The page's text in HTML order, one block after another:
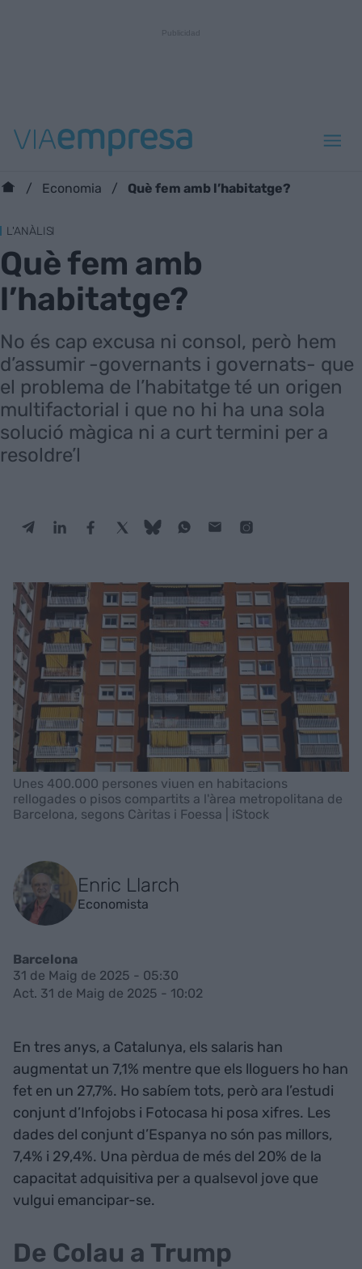
Economia Què fem amb l’habitatge?
L'ANÀLISI
Què fem amb
l’habitatge?
No és cap excusa ni consol, però hem
d’assumir -governants i governats- que
el problema de l’habitatge té un origen
multifactorial i que no hi ha una sola
solució màgica ni a curt termini per a
resoldre’l
Unes 400.000 persones viuen en habitacions
rellogades o pisos compartits a l'àrea metropolitana de
Barcelona, segons Càritas i Foessa | iStock
Enric Llarch
Economista
Barcelona
31 de Maig de 2025 - 05:30
Act. 31 de Maig de 2025 - 10:02
En tres anys, a Catalunya, els salaris han
augmentat un 7,1% mentre que els lloguers ho han
fet en un 27,7%. Ho sabíem tots, però ara l’estudi
conjunt d’Infojobs i Fotocasa hi posa xifres. Les
dades del conjunt d’Espanya no són pas millors,
7,4% i 29,4%. Una pèrdua de més del 20% de la
capacitat adquisitiva per a qualsevol jove que
vulgui emancipar-se.
De Colau a Trump